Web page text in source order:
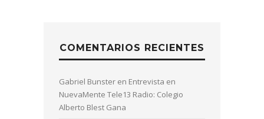
COMENTARIOS RECIENTES
Gabriel Bunster en Entrevista en
NuevaMente Tele13 Radio: Colegio
Alberto Blest Gana